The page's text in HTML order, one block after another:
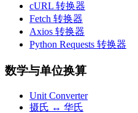
cURL 转换器
Fetch 转换器
Axios 转换器
Python Requests 转换器
数学与单位换算
Unit Converter
摄氏 ↔ 华氏